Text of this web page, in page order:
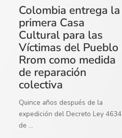
Colombia entrega la
primera Casa
Cultural para las
Víctimas del Pueblo
Rrom como medida
de reparación
colectiva
Quince años después de la
expedición del Decreto Ley 4634
de ...